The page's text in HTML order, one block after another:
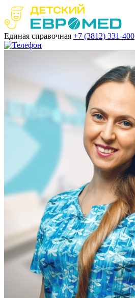
Единая справочная +7 (3812) 331-400